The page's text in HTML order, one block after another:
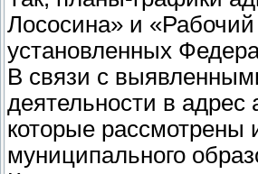
Лососина» и
установленных
В связи с
деятельности в
которые рассмотрены
муниципального